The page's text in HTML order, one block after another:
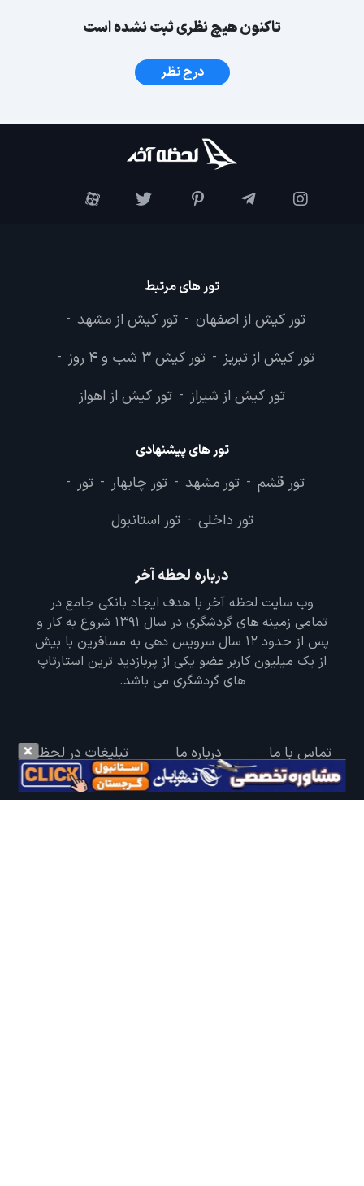
تاکنون هیچ نظری ثبت نشده است
درج نظر
تور های مرتبط
تور کیش از اصفهان - تور کیش از مشهد -
تور کیش از تبریز - تور کیش 3 شب و 4 روز -
تور کیش از شیراز - تور کیش از اهواز
تور های پیشنهادی
تور قشم - تور مشهد - تور چابهار - تور -
تور داخلی - تور استانبول
درباره لحظه آخر
وب سایت لحظه آخر با هدف ایجاد بانکی جامع در
تمامی زمینه های گردشگری در سال 1391 شروع به کار و
پس از حدود 12 سال سرویس دهی به مسافرین با بیش
از یک میلیون کاربر عضو یکی از پربازدید ترین استارتاپ
های گردشگری می باشد.
تماس با ما درباره ما تبلیغات در لحظه